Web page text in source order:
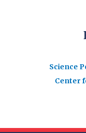
Science
Center